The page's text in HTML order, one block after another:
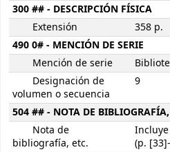
300 ## - DESCRIPCIÓN FÍSICA
Extensión
358 p.
490 0# - MENCIÓN DE SERIE
Mención de serie
Designación de
volumen o secuencia
9
504 ## - NOTA DE BIBLIOGRAFÍA,
Nota de
bibliografía, etc.
(p.